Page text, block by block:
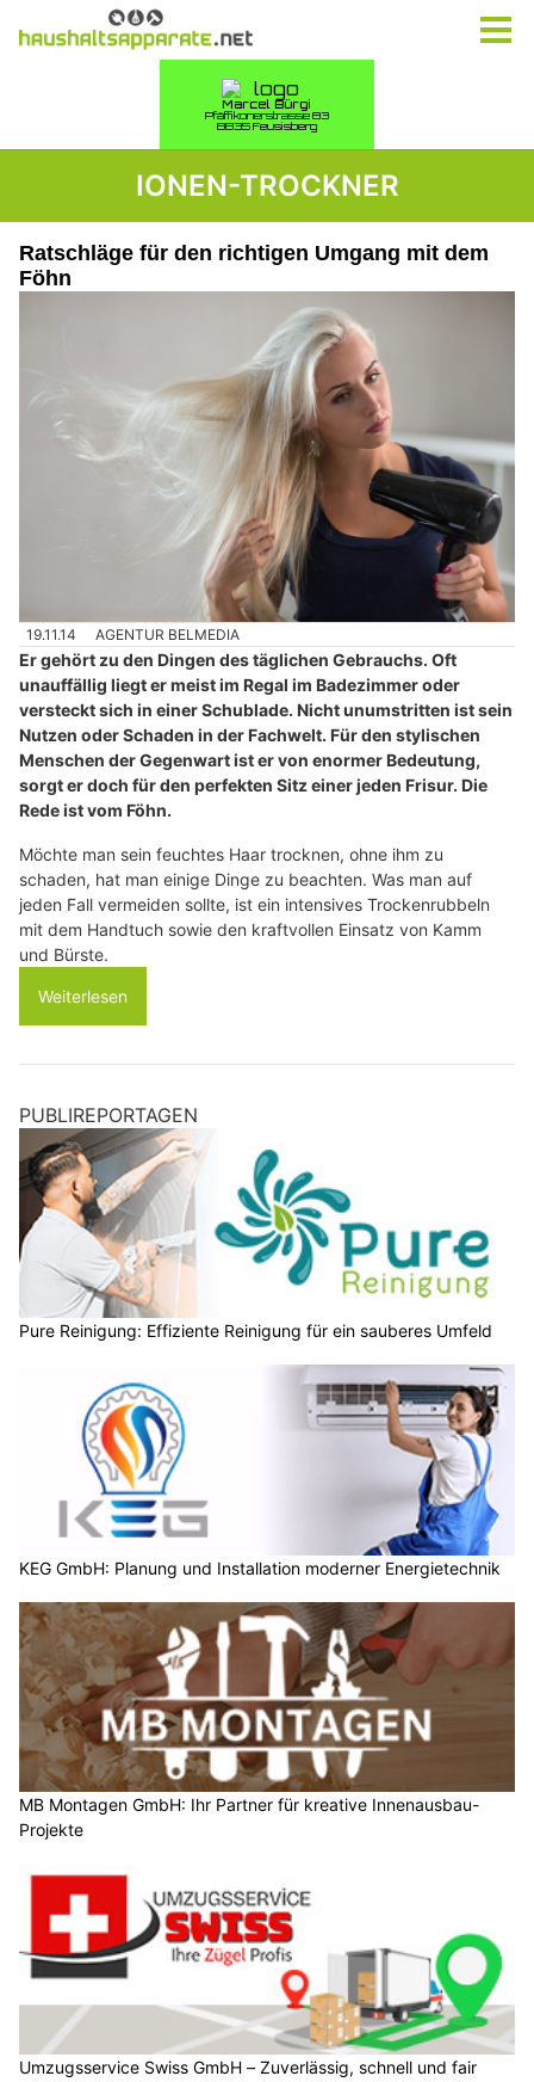
IONEN-TROCKNER
Ratschläge für den richtigen Umgang mit dem
Föhn
19.11.14 AGENTUR BELMEDIA
Er gehört zu den Dingen des täglichen Gebrauchs. Oft
unauffällig liegt er meist im Regal im Badezimmer oder
versteckt sich in einer Schublade. Nicht unumstritten ist sein
Nutzen oder Schaden in der Fachwelt. Für den stylischen
Menschen der Gegenwart ist er von enormer Bedeutung,
sorgt er doch für den perfekten Sitz einer jeden Frisur. Die
Rede ist vom Föhn.
Möchte man sein feuchtes Haar trocknen, ohne ihm zu
schaden, hat man einige Dinge zu beachten. Was man auf
jeden Fall vermeiden sollte, ist ein intensives Trockenrubbeln
mit dem Handtuch sowie den kraftvollen Einsatz von Kamm
und Bürste.
Weiterlesen
PUBLIREPORTAGEN
Pure Reinigung: Effiziente Reinigung für ein sauberes Umfeld
KEG GmbH: Planung und Installation moderner Energietechnik
MB Montagen GmbH: Ihr Partner für kreative Innenausbau-
Projekte
Umzugsservice Swiss GmbH – Zuverlässig, schnell und fair